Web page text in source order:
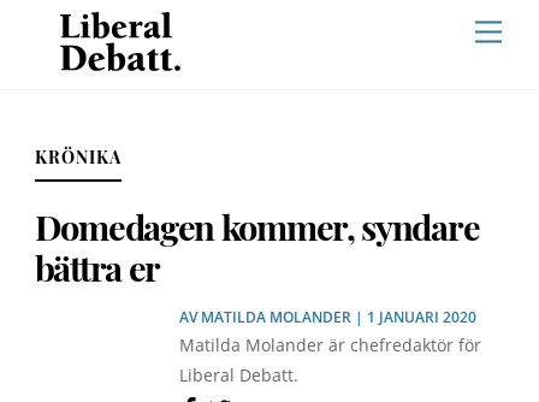
content
KRÖNIKA
Domedagen kommer, syndare
bättra er
AVMATILDA MOLANDER| 1 JANUARI 2020
Matilda Molander är chefredaktör för
Liberal Debatt.